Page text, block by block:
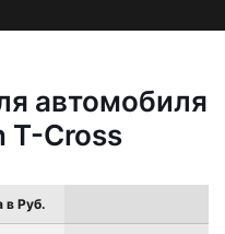
автомобиля
T-Cross
в Руб.